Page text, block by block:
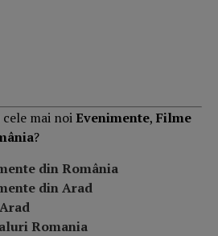
mai noiEvenimente, Filme
?
din România
din Arad
Romania